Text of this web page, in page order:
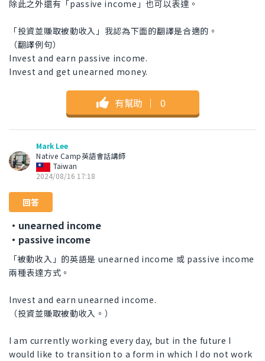
除此之外還有「passive income」也可以表達。
「投資並賺取被動收入」我認為下面的翻譯是合適的。
（翻譯例句）
Invest and earn passive income.
Invest and get unearned money.
有幫助 ｜ 0
Mark Lee
Native Camp英語會話講師
Taiwan
2024/08/16 17:18
回答
・unearned income
・passive income
「被動收入」的英語是 unearned income 或 passive income
兩種表達方式。
Invest and earn unearned income.
（投資並賺取被動收入。）
I am currently working every day, but in the future I
would like to transition to a form in which I do not work